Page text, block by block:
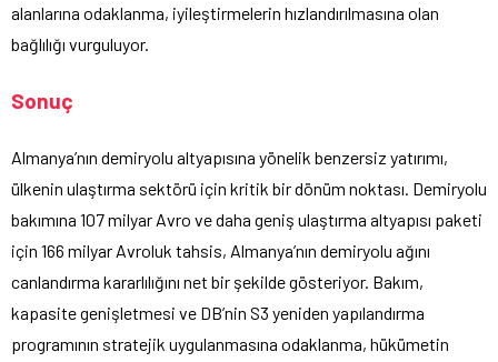
alanlarına odaklanma, iyileştirmelerin hızlandırılmasına olan
bağlılığı vurguluyor.
Sonuç
Almanya’nın demiryolu altyapısına yönelik benzersiz yatırımı,
ülkenin ulaştırma sektörü için kritik bir dönüm noktası. Demiryolu
bakımına 107 milyar Avro ve daha geniş ulaştırma altyapısı paketi
için 166 milyar Avroluk tahsis, Almanya’nın demiryolu ağını
canlandırma kararlılığını net bir şekilde gösteriyor. Bakım,
kapasite genişletmesi ve DB’nin S3 yeniden yapılandırma
programının stratejik uygulanmasına odaklanma, hükümetin